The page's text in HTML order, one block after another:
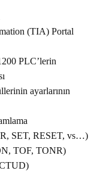
(TIA) Portal
PLC’lerin
ayarlarının
SET, RESET, vs…)
TOF, TONR)